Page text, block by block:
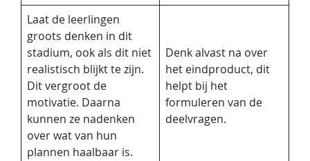
Laat de leerlingen
groots denken in dit
stadium, ook als dit niet
realistisch blijkt te zijn.
Dit vergroot de
motivatie. Daarna
kunnen ze nadenken
over wat van hun
plannen haalbaar is.
Denk alvast na over
het eindproduct, dit
helpt bij het
formuleren van de
deelvragen.